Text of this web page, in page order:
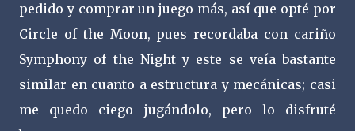
pedido y comprar un juego más, así que opté por
Circle of the Moon, pues recordaba con cariño
Symphony of the Night y este se veía bastante
similar en cuanto a estructura y mecánicas; casi
me quedo ciego jugándolo, pero lo disfruté